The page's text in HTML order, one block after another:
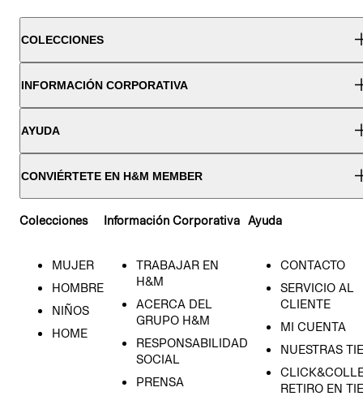
COLECCIONES
INFORMACIÓN CORPORATIVA
AYUDA
CONVIÉRTETE EN H&M MEMBER
Colecciones
MUJER
HOMBRE
NIÑOS
HOME
Información Corporativa
TRABAJAR EN
H&M
ACERCA DEL
GRUPO H&M
RESPONSABILIDAD
SOCIAL
PRENSA
Ayuda
CONTACTO
SERVICIO AL
CLIENTE
MI CUENTA
NUESTRAS
RETIRO EN